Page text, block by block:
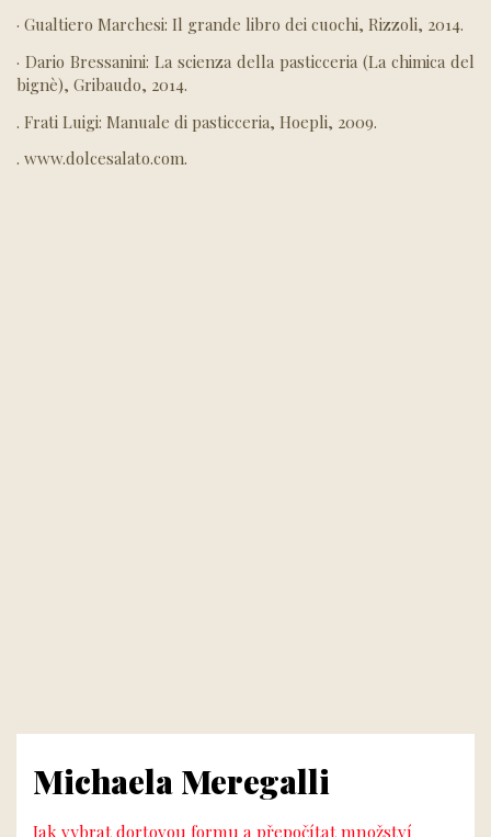
· Gualtiero Marchesi: Il grande libro dei cuochi, Rizzoli, 2014.
· Dario Bressanini: La scienza della pasticceria (La chimica del
bignè), Gribaudo, 2014.
. Frati Luigi: Manuale di pasticceria, Hoepli, 2009.
. www.dolcesalato.com.
Michaela Meregalli
Jak vybrat dortovou formu a přepočítat množství